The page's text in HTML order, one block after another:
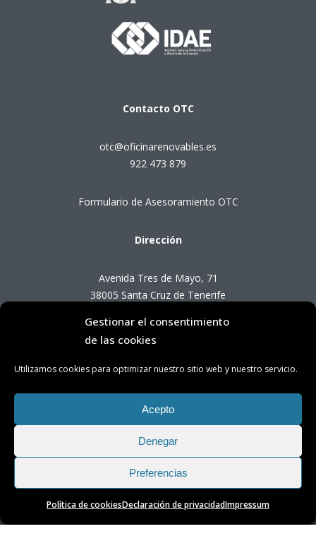
Gestionar el consentimiento
de las cookies
Utilizamos cookies para optimizar nuestro sitio web y nuestro servicio.
Acepto
Denegar
Preferencias
Política de cookiesDeclaración de privacidadImpressum
Contacto OTC
otc@oficinarenovables.es
922 473 879
Formulario de Asesoramiento OTC
Dirección
Avenida Tres de Mayo, 71
38005 Santa Cruz de Tenerife
Horario de Atención OTC
Lunes a viernes de 8:00 a 14:00 horas
Transparencia|Aviso Legal|Privacidad|Cookies